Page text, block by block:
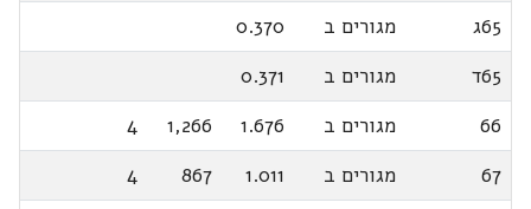
65ג
מגורים ב
0.370
65ד
מגורים ב
0.371
66
מגורים ב 1.676
1,266
4
67
מגורים ב 1.011
867
4